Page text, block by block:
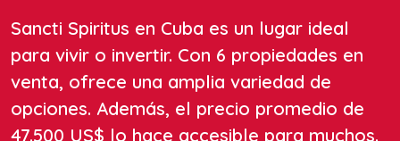
Sancti Spiritus en Cuba es un lugar ideal
para vivir o invertir. Con 6 propiedades en
venta, ofrece una amplia variedad de
opciones. Además, el precio promedio de
47.500 US$ lo hace accesible para muchos.